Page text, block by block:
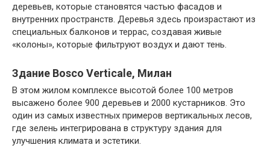
деревьев, которые становятся частью фасадов и
внутренних пространств. Деревья здесь произрастают из
специальных балконов и террас, создавая живые
«колоны», которые фильтруют воздух и дают тень.
Здание Bosco Verticale, Милан
В этом жилом комплексе высотой более 100 метров
высажено более 900 деревьев и 2000 кустарников. Это
один из самых известных примеров вертикальных лесов,
где зелень интегрирована в структуру здания для
улучшения климата и эстетики.